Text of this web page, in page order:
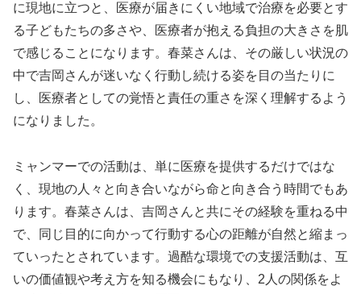
に現地に立つと、医療が届きにくい地域で治療を必要とす
る子どもたちの多さや、医療者が抱える負担の大きさを肌
で感じることになります。春菜さんは、その厳しい状況の
中で吉岡さんが迷いなく行動し続ける姿を目の当たりに
し、医療者としての覚悟と責任の重さを深く理解するよう
になりました。
ミャンマーでの活動は、単に医療を提供するだけではな
く、現地の人々と向き合いながら命と向き合う時間でもあ
ります。春菜さんは、吉岡さんと共にその経験を重ねる中
で、同じ目的に向かって行動する心の距離が自然と縮まっ
ていったとされています。過酷な環境での支援活動は、互
いの価値観や考え方を知る機会にもなり、2人の関係をよ